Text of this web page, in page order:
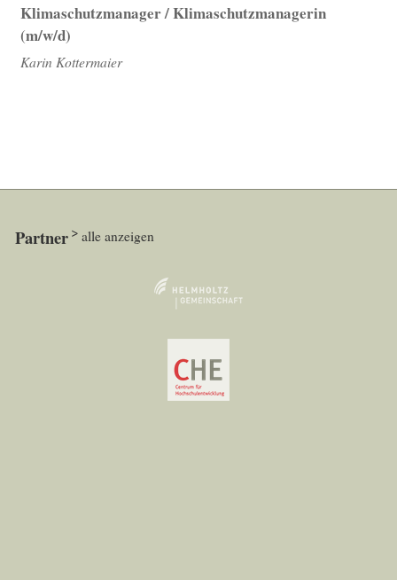
Klimaschutzmanager / Klimaschutzmanagerin
(m/w/d)
Karin Kottermaier
Partner alle anzeigen